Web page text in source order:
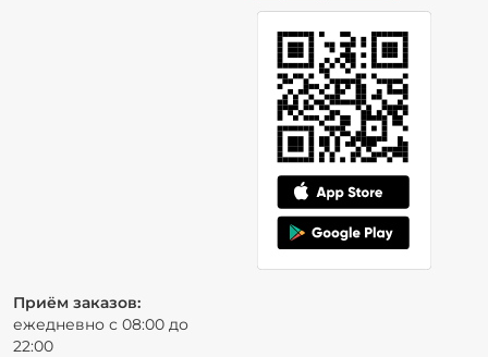
Приём заказов:
ежедневно с 08:00 до
22:00